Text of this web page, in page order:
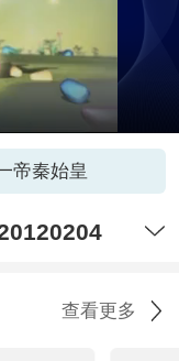
帝秦始皇
查看更多